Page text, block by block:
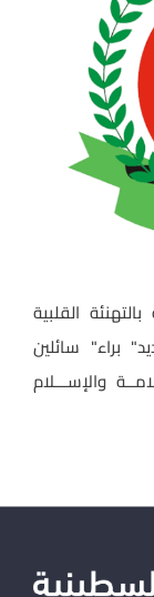
القلبية
براء" سائلين
والإســـلام